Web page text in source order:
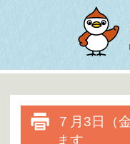
７月3日（
ます